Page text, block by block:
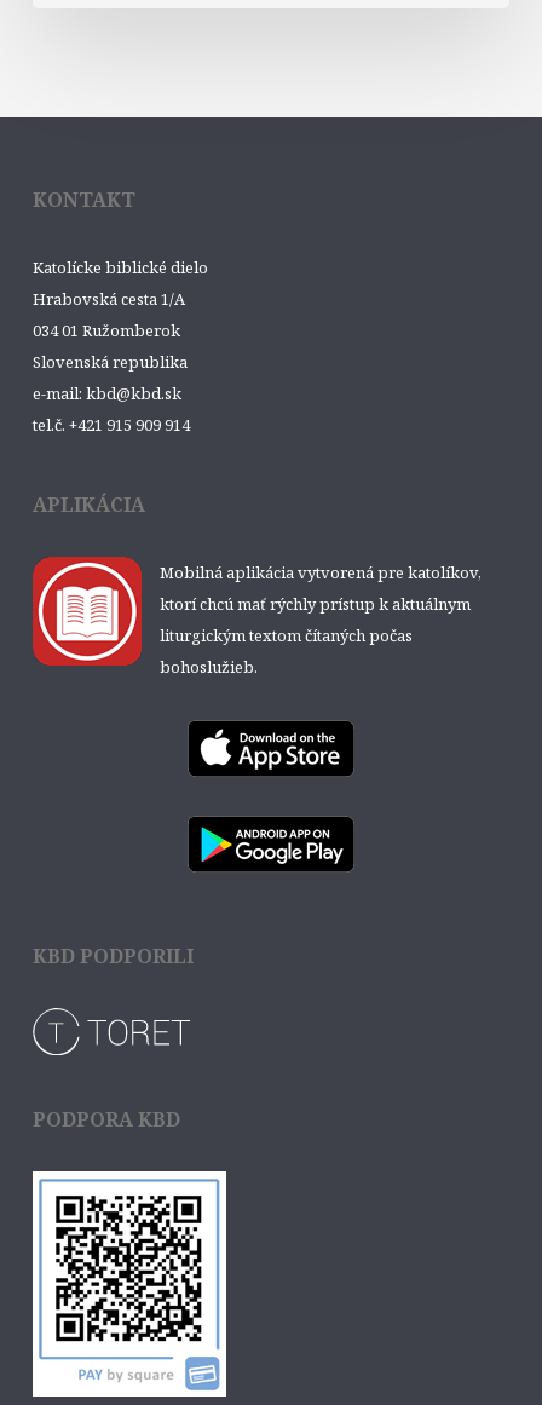
KONTAKT
Katolícke biblické dielo
Hrabovská cesta 1/A
034 01 Ružomberok
Slovenská republika
e-mail: kbd@kbd.sk
tel.č. +421 915 909 914
APLIKÁCIA
Mobilná aplikácia vytvorená pre katolíkov,
ktorí chcú mať rýchly prístup k aktuálnym
liturgickým textom čítaných počas
bohoslužieb.
KBD PODPORILI
PODPORA KBD